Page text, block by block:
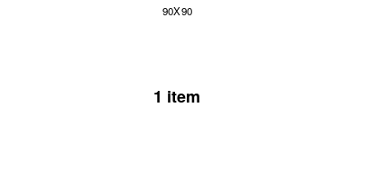
90X90
1 item